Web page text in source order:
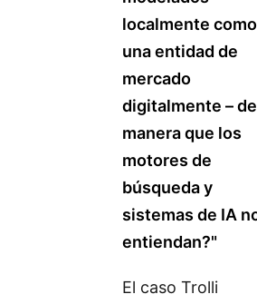
localmente como
una entidad de
mercado
digitalmente – de
manera que los
motores de
búsqueda y
sistemas de IA
entiendan?"
El caso Trolli